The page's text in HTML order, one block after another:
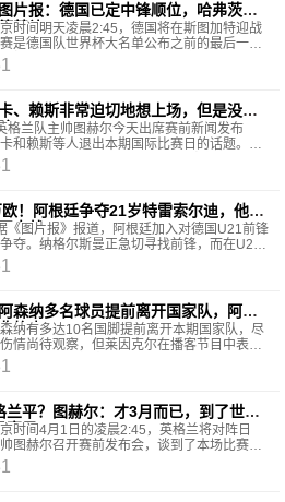
片报：德国已定中锋顺位，哈弗茨主
替补
时间明天凌晨2:45，德国将在斯图加特迎战
是德国队世界杯大名单公布之前的最后一场
报》撰文分析，本场比赛热议度最
、赖斯非常迫切地想上场，但是没必
格兰队主帅图赫尔今天出席赛前新闻发布
和赖斯等人退出本期国际比赛日的话题。图
常迫切地想参加比赛，参与到球队中来
！阿根廷争夺21岁特雷索尔迪，他可
出战
《图片报》报道，阿根廷加入对德国U21前锋
夺。纳格尔斯曼正急切寻找前锋，而在U21
人准备就绪，特雷索尔迪在争夺欧洲杯
森纳多名球员提前离开国家队，阿尔
格森
纳有多达10名国脚提前离开本期国家队，尽
情尚待观察，但莱因克尔在播客节目中表
使用以前弗格森的策略。莱因克尔说：
兰平？图赫尔：才3月而已，到了世界
赛果
时间4月1日的凌晨2:45，英格兰将对阵日
图赫尔召开赛前发布会，谈到了本场比赛的
相关情况。一些球员被迫离开集训